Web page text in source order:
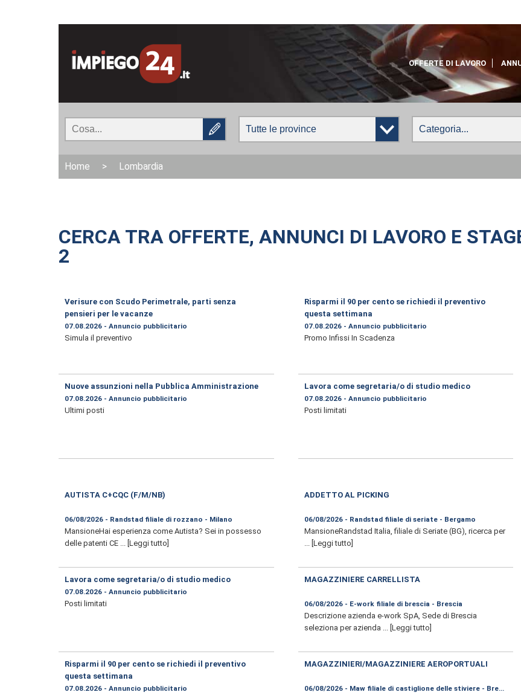
OFFERTE DI LAVORO
Home > Lombardia
CERCA TRA OFFERTE, ANNUNCI DI LAVORO E
2
Verisure con Scudo Perimetrale, parti senza
pensieri per le vacanze
07.08.2026 - Annuncio pubblicitario
Simula il preventivo
Nuove assunzioni nella Pubblica Amministrazione
07.08.2026 - Annuncio pubblicitario
Ultimi posti
Risparmi il 90 per cento se richiedi il preventivo
questa settimana
07.08.2026 - Annuncio pubblicitario
Promo Infissi In Scadenza
Lavora come segretaria/o di studio medico
07.08.2026 - Annuncio pubblicitario
Posti limitati
AUTISTA C+CQC (F/M/NB)
06/08/2026 - Randstad filiale di rozzano - Milano
MansioneHai esperienza come Autista? Sei in possesso
delle patenti CE ... [Leggi tutto]
Lavora come segretaria/o di studio medico
07.08.2026 - Annuncio pubblicitario
Posti limitati
Risparmi il 90 per cento se richiedi il preventivo
questa settimana
07.08.2026 - Annuncio pubblicitario
ADDETTO AL PICKING
06/08/2026 - Randstad filiale di seriate - Bergamo
MansioneRandstad Italia, filiale di Seriate (BG), ricerca per
... [Leggi tutto]
MAGAZZINIERE CARRELLISTA
06/08/2026 - E-work filiale di brescia - Brescia
Descrizione azienda e-work SpA, Sede di Brescia
seleziona per azienda ... [Leggi tutto]
MAGAZZINIERI/MAGAZZINIERE AEROPORTUALI
06/08/2026 - Maw filiale di castiglione delle stiviere - Brescia